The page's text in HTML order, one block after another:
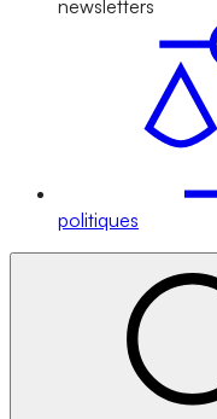
newsletters
politiques